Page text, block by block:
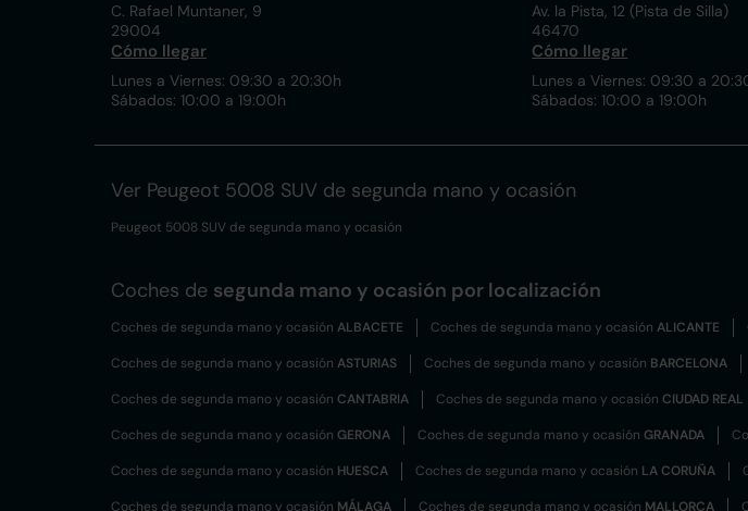
C. Rafael Muntaner, 9
29004
Cómo llegar
Lunes a Viernes: 09:30 a 20:30h
Sábados: 10:00 a 19:00h
Av. la Pista, 12 (Pista de Silla)
46470
Cómo llegar
Lunes a Viernes: 09:30 a
Sábados: 10:00 a 19:00h
Ver Peugeot 5008 SUV de segunda mano y ocasión
Peugeot 5008 SUV de segunda mano y ocasión
Coches de segunda mano y ocasión por localización
Coches de segunda mano y ocasión ALBACETE Coches de segunda mano y ocasión ALICANTE
Coches de segunda mano y ocasión ASTURIAS Coches de segunda mano y ocasión BARCELONA
Coches de segunda mano y ocasión CANTABRIA Coches de segunda mano y ocasión CIUDAD REAL
Coches de segunda mano y ocasión GERONA Coches de segunda mano y ocasión GRANADA
Coches de segunda mano y ocasión HUESCA Coches de segunda mano y ocasión LA CORUÑA
Coches de segunda mano y ocasión MÁLAGA Coches de segunda mano y ocasión MALLORCA